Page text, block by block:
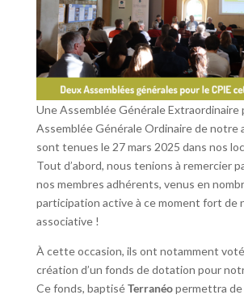
Une Assemblée Générale Extraordinaire
Assemblée Générale Ordinaire de notre
sont tenues le 27 mars 2025 dans nos
Tout d’abord, nous tenions à remercier
nos membres adhérents, venus en
participation active à ce moment fort de
associative !
À cette occasion, ils ont notamment voté
création d’un fonds de dotation pour
Ce fonds, baptiséTerranéopermettra de